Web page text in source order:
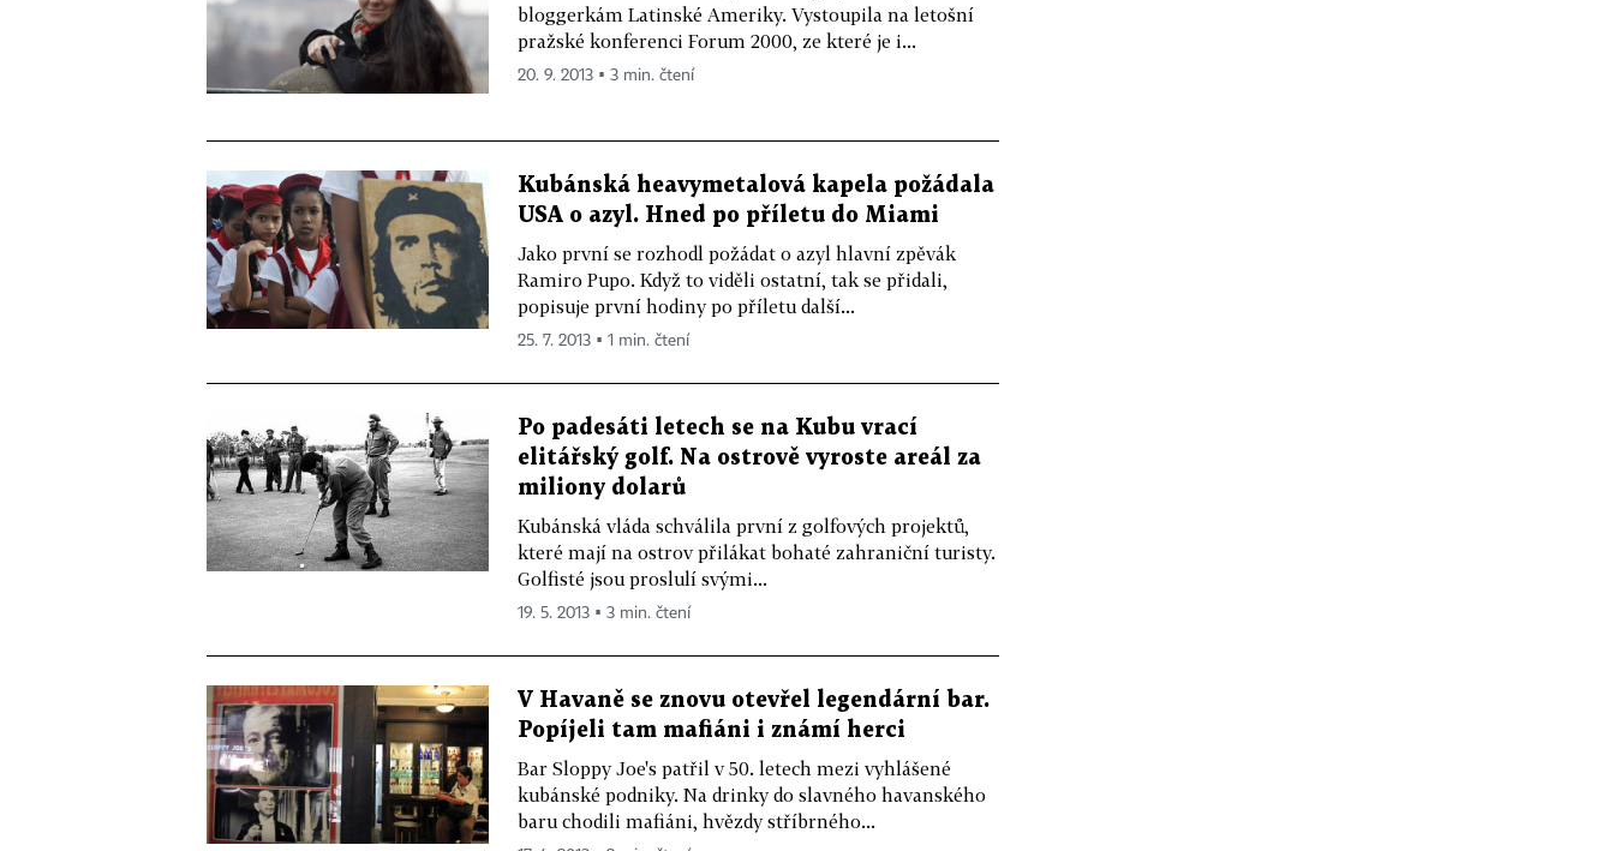
bloggerkám Latinské Ameriky. Vystoupila na letošní
pražské konferenci Forum 2000, ze které je i...
20. 9. 2013 ▪ 3 min. čtení
Kubánská heavymetalová kapela požádala
USA o azyl. Hned po příletu do Miami
Jako první se rozhodl požádat o azyl hlavní zpěvák
Ramiro Pupo. Když to viděli ostatní, tak se přidali,
popisuje první hodiny po příletu další...
25. 7. 2013 ▪ 1 min. čtení
Po padesáti letech se na Kubu vrací
elitářský golf. Na ostrově vyroste areál za
miliony dolarů
Kubánská vláda schválila první z golfových projektů,
které mají na ostrov přilákat bohaté zahraniční turisty.
Golfisté jsou proslulí svými...
19. 5. 2013 ▪ 3 min. čtení
V Havaně se znovu otevřel legendární bar.
Popíjeli tam mafiáni i známí herci
Bar Sloppy Joe's patřil v 50. letech mezi vyhlášené
kubánské podniky. Na drinky do slavného havanského
baru chodili mafiáni, hvězdy stříbrného...